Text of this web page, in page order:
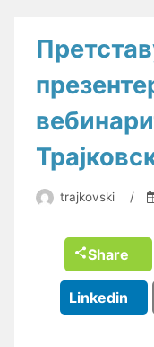
trajkovski /
Share
Linkedin